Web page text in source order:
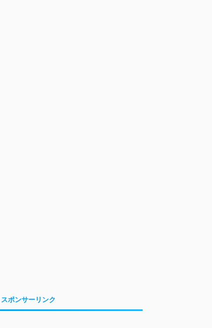
スポンサーリンク